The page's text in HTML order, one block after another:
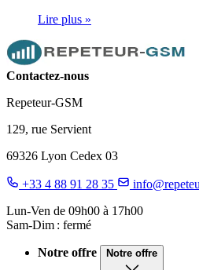
Lire plus »
Contactez-nous
Repeteur-GSM
129, rue Servient
69326 Lyon Cedex 03
+33 4 88 91 28 35
Lun-Ven de 09h00 à 17h00
Sam-Dim : fermé
Notre offre Notre offre